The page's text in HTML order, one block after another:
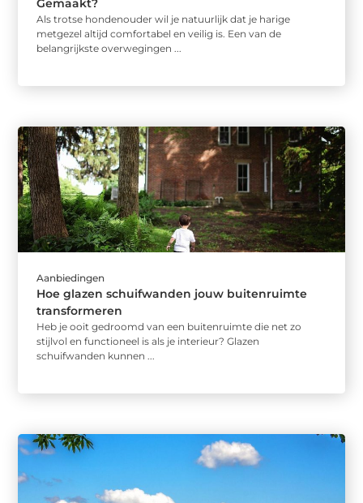
Gemaakt?
Als trotse hondenouder wil je natuurlijk dat je harige
metgezel altijd comfortabel en veilig is. Een van de
belangrijkste overwegingen ...
Aanbiedingen
Hoe glazen schuifwanden jouw buitenruimte
transformeren
Heb je ooit gedroomd van een buitenruimte die net zo
stijlvol en functioneel is als je interieur? Glazen
schuifwanden kunnen ...